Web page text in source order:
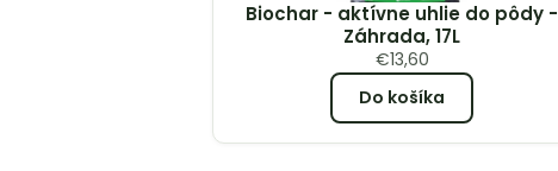
Biochar - aktívne uhlie do pôdy -
Záhrada, 17L
€13,60
Do košíka